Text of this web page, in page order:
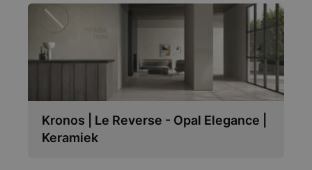
Kronos | Le Reverse - Opal Elegance |
Keramiek